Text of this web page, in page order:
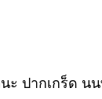
ะ ปากเกร็ด น